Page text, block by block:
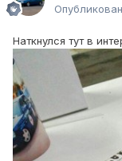
Наткнулся тут в